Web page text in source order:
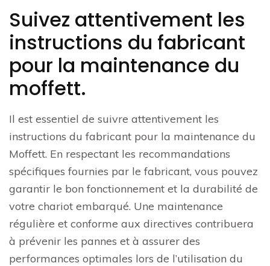
Suivez attentivement les
instructions du fabricant
pour la maintenance du
moffett.
Il est essentiel de suivre attentivement les
instructions du fabricant pour la maintenance du
Moffett. En respectant les recommandations
spécifiques fournies par le fabricant, vous pouvez
garantir le bon fonctionnement et la durabilité de
votre chariot embarqué. Une maintenance
régulière et conforme aux directives contribuera
à prévenir les pannes et à assurer des
performances optimales lors de l’utilisation du